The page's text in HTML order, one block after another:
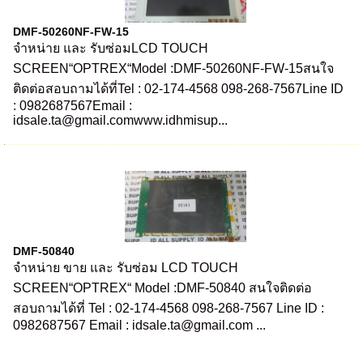
DMF-50260NF-FW-15
จำหน่าย และ รับซ่อมLCD TOUCH
SCREEN“OPTREX“Model :DMF-50260NF-FW-15สนใจ
ติดต่อสอบถามได้ที่Tel : 02-174-4568 098-268-7567Line ID
: 0982687567Email :
idsale.ta@gmail.comwww.idhmisup...
DMF-50840
จำหน่าย ขาย และ รับซ่อม LCD TOUCH
SCREEN“OPTREX“ Model :DMF-50840 สนใจติดต่อ
สอบถามได้ที่ Tel : 02-174-4568 098-268-7567 Line ID :
0982687567 Email : idsale.ta@gmail.com ...